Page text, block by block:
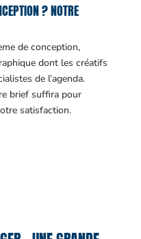
? NOTRE
de conception,
dont les créatifs
de l’agenda.
brief suffira pour
satisfaction.